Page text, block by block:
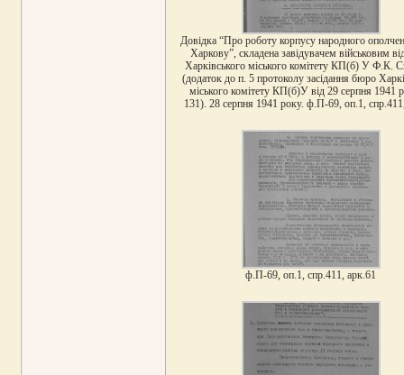
Довідка “Про роботу корпусу народного
Харкову”, складена завідувачем військовим
Харківського міського комітету КП(б) У Ф.К.
(додаток до п. 5 протоколу засідання бюро
міського комітету КП(б)У від 29 серпня 1941
131). 28 серпня 1941 року. ф.П-69, оп.1,
ф.П-69, оп.1, спр.411, арк.61